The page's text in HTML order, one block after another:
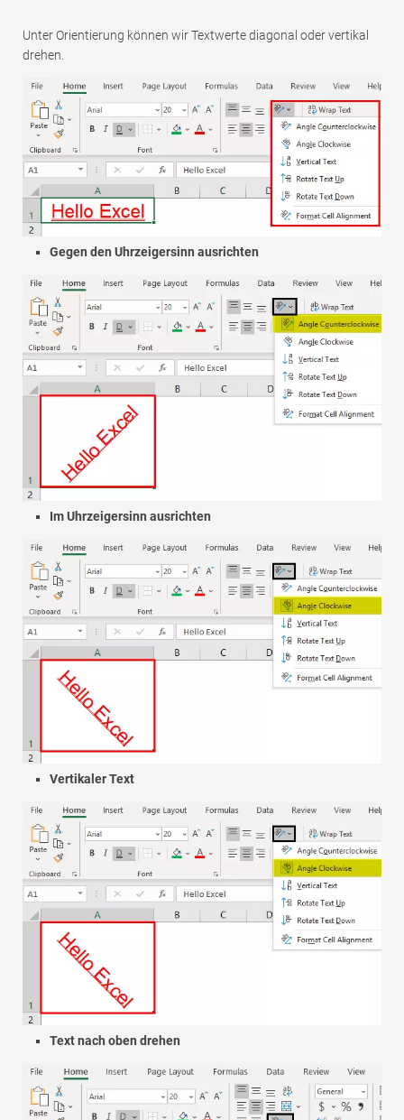
Unter Orientierung können wir Textwerte diagonal oder vertikal
drehen.
Gegen den Uhrzeigersinn ausrichten
Im Uhrzeigersinn ausrichten
Vertikaler Text
Text nach oben drehen